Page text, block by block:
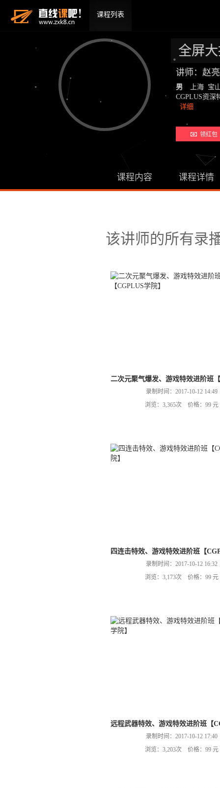
课程列表
全屏
讲师：赵
男
上海 宝
CGPLUS资深
详细
领红包
课程内容 课程详情
该讲师的所有录
二次元聚气爆发、游戏特效进阶班
录制时间：2017-10-12 14:49
浏览：3,365次 价格：99 元
四连击特效、游戏特效进阶班【
录制时间：2017-10-12 16:32
浏览：3,173次 价格：99 元
远程武器特效、游戏特效进阶班【
录制时间：2017-10-12 17:40
浏览：3,203次 价格：99 元